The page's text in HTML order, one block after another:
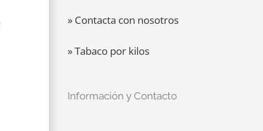
» Contacta con nosotros
» Tabaco por kilos
Información y Contacto